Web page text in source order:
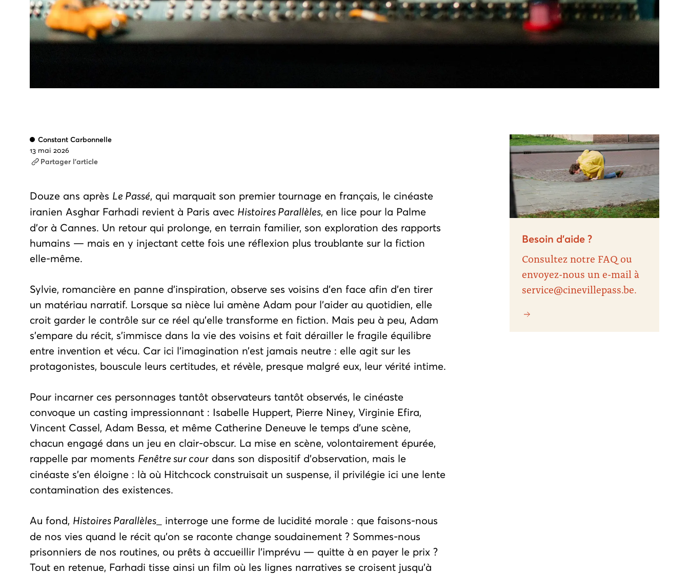
Constant Carbonnelle
13 mai 2026
Partager l'article
Douze ans après Le Passé, qui marquait son premier tournage en français, le cinéaste
iranien Asghar Farhadi revient à Paris avec Histoires Parallèles, en lice pour la Palme
d'or à Cannes. Un retour qui prolonge, en terrain familier, son exploration des rapports
humains — mais en y injectant cette fois une réflexion plus troublante sur la fiction
elle-même.
Sylvie, romancière en panne d'inspiration, observe ses voisins d'en face afin d’en tirer
un matériau narratif. Lorsque sa nièce lui amène Adam pour l'aider au quotidien, elle
croit garder le contrôle sur ce réel qu'elle transforme en fiction. Mais peu à peu, Adam
s'empare du récit, s'immisce dans la vie des voisins et fait dérailler le fragile équilibre
entre invention et vécu. Car ici l’imagination n’est jamais neutre : elle agit sur les
protagonistes, bouscule leurs certitudes, et révèle, presque malgré eux, leur vérité intime.
Pour incarner ces personnages tantôt observateurs tantôt observés, le cinéaste
convoque un casting impressionnant : Isabelle Huppert, Pierre Niney, Virginie Efira,
Vincent Cassel, Adam Bessa, et même Catherine Deneuve le temps d’une scène,
chacun engagé dans un jeu en clair-obscur. La mise en scène, volontairement épurée,
rappelle par moments Fenêtre sur cour dans son dispositif d’observation, mais le
cinéaste s’en éloigne : là où Hitchcock construisait un suspense, il privilégie ici une lente
contamination des existences.
Au fond, Histoires Parallèles _ interroge une forme de lucidité morale : que faisons-nous
de nos vies quand le récit qu'on se raconte change soudainement ? Sommes-nous
prisonniers de nos routines, ou prêts à accueillir l'imprévu — quitte à en payer le prix ?
Tout en retenue, Farhadi tisse ainsi un film où les lignes narratives se croisent jusqu'à
Besoin d’aide ?
Consultez notre FAQ ou
envoyez-nous un e-mail à
service@cinevillepass.be.